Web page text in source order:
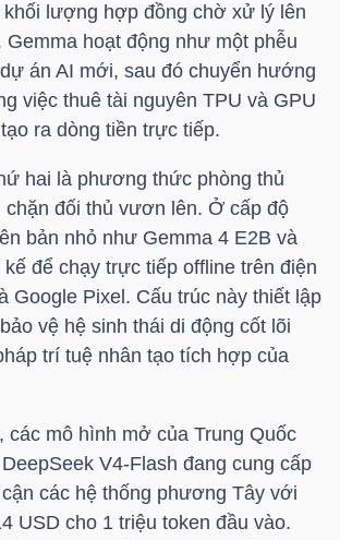
lượng hợp đồng chờ xử lý lên
Gemma hoạt động như một phễu
án AI mới, sau đó chuyển hướng
việc thuê tài nguyên TPU và GPU
ra dòng tiền trực tiếp.
hai là phương thức phòng thủ
chặn đối thủ vươn lên. Ở cấp độ
bản nhỏ như Gemma 4 E2B và
để chạy trực tiếp offline trên điện
Google Pixel. Cấu trúc này thiết lập
vệ hệ sinh thái di động cốt lõi
trí tuệ nhân tạo tích hợp của
các mô hình mở của Trung Quốc
V4-Flash đang cung cấp
các hệ thống phương Tây với
USD cho 1 triệu token đầu vào.